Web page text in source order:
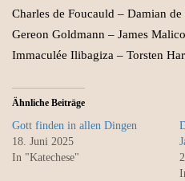
Charles de Foucauld – Damian
Gereon Goldmann – James
Immaculée Ilibagiza – Torsten
Ähnliche Beiträge
Gott finden in allen Dingen
18. Juni 2025
In "Katechese"